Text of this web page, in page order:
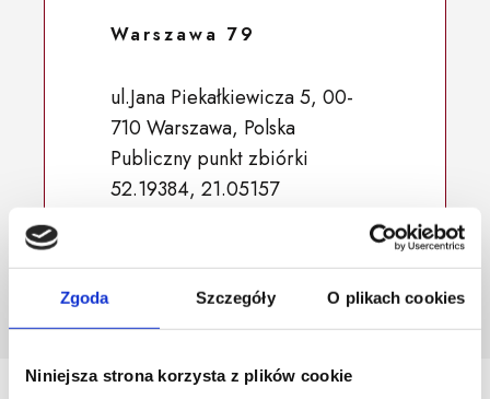
Zgoda Szczegóły O plikach cookies
Niniejsza strona korzysta z plików cookie
Warszawa 79
ul.Jana Piekałkiewicza 5, 00-
710 Warszawa, Polska
Publiczny punkt zbiórki
52.19384, 21.05157